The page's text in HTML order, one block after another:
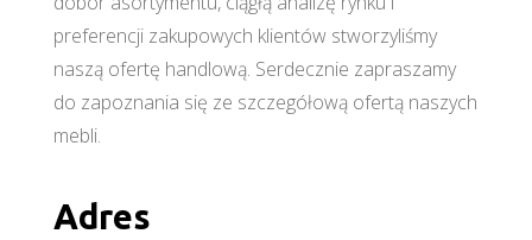
preferencji zakupowych klientów stworzyliśmy
naszą ofertę handlową. Serdecznie zapraszamy
do zapoznania się ze szczegółową ofertą naszych
mebli.
Adres